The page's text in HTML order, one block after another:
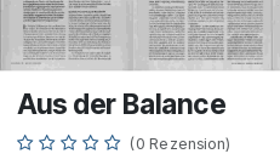
Aus der Balance
(0 Rezension)